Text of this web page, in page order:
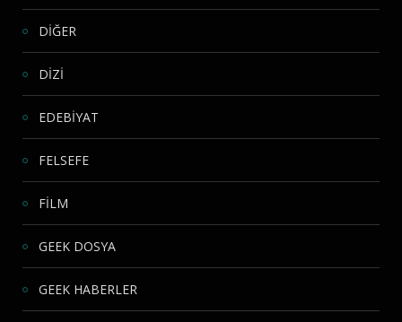
DİĞER
DİZİ
EDEBİYAT
FELSEFE
FİLM
GEEK DOSYA
GEEK HABERLER